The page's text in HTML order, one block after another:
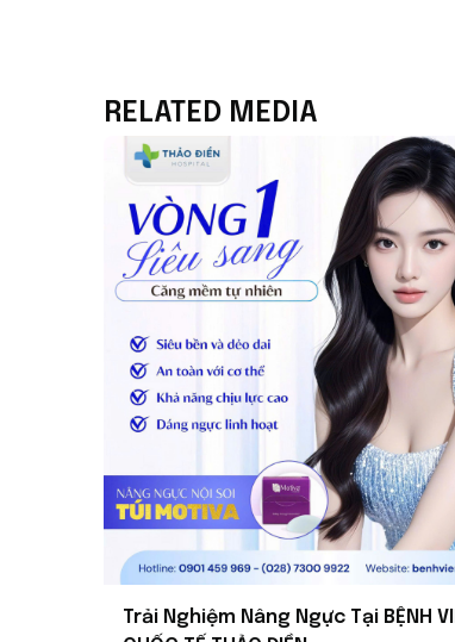
RELATED MEDIA
Trải Nghiệm Nâng Ngực Tại BỆNH